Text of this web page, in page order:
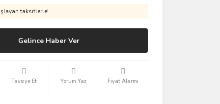
taksitlerle!
Gelince Haber Ver
Tavsiye Et Yorum Yaz Fiyat Alarmı